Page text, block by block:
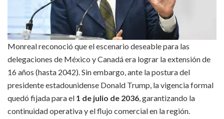
Monreal reconoció que el escenario deseable para las
delegaciones de México y Canadá era lograr la extensión de
16 años (hasta 2042). Sin embargo, ante la postura del
presidente estadounidense Donald Trump, la vigencia formal
quedó fijada para el 1 de julio de 2036, garantizando la
continuidad operativa y el flujo comercial en la región.